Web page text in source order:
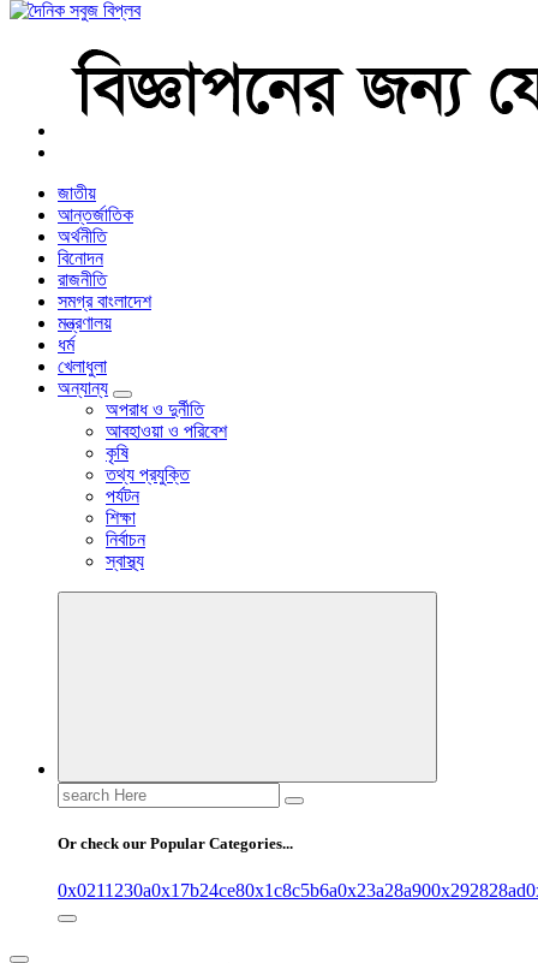
বাংলা নিউজ পেপার
জাতীয়
আন্তর্জাতিক
অর্থনীতি
বিনোদন
রাজনীতি
সমগ্র বাংলাদেশ
মন্ত্রণালয়
ধর্ম
খেলাধুলা
অন্যান্য
অপরাধ ও দুর্নীতি
আবহাওয়া ও পরিবেশ
কৃষি
তথ্য প্রযুক্তি
পর্যটন
শিক্ষা
নির্বাচন
স্বাস্থ্য
Search
for:
Or check our Popular Categories...
0x0211230a0x17b24ce80x1c8c5b6a0x23a28a900x292828ad